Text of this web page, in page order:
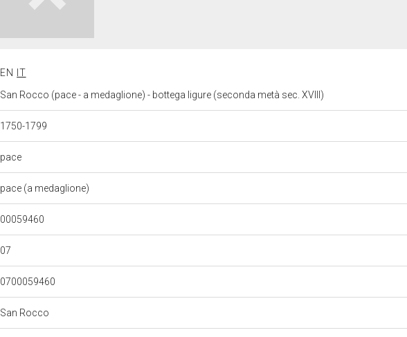
EN
IT
San Rocco (pace - a medaglione) - bottega ligure (seconda metà sec. XVIII)
1750-1799
pace
pace (a medaglione)
00059460
07
0700059460
San Rocco